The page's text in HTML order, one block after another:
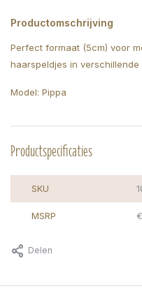
Productomschrijving
Perfect formaat (5cm) voor
haarspeldjes in
Model: Pippa
Productspecificaties
SKU
MSRP
Delen